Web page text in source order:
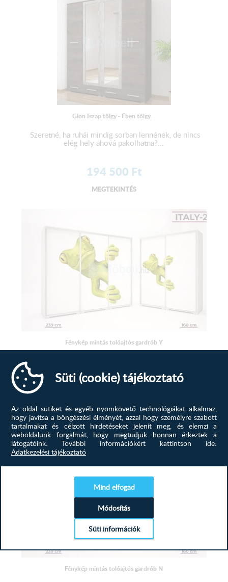
Gion Iszap tölgy - Ében tölgy...
Szeretné, ha ruhái mindig sorban lennének, de nincs
elég hely ahová pakolhatna?...
194 500 Ft
MEGTEKINTÉS
Fénykép mintás tolóajtós gardrób Y
MEGTEKINTÉS
Fénykép mintás tolóajtós gardrób N
Süti (cookie) tájékoztató
Az oldal sütiket és egyéb nyomkövető technológiákat alkalmaz,
hogy javítsa a böngészési élményét, azzal hogy személyre szabott
tartalmakat és célzott hirdetéseket jelenít meg, és elemzi a
weboldalunk forgalmát, hogy megtudjuk honnan érkeztek a
látogatóink.
További információkért kattintson ide:
Adatkezelési tájékoztató
Mind elfogad
Módosítás
Süti információk